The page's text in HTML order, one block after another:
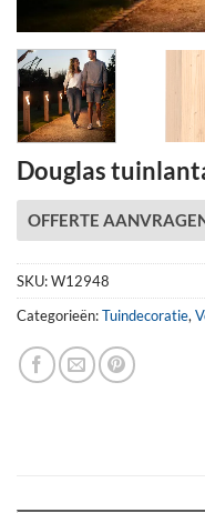
Douglas
OFFERTE
SKU:W12948
Categorieën:Tuindecoratie,